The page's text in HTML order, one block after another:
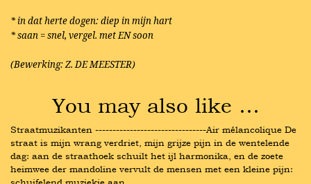
* in dat herte dogen: diep in mijn hart
* saan = snel, vergel. met EN soon
(Bewerking: Z. DE MEESTER)
You may also like …
Straatmuzikanten --------------------------------Air mélancolique De
straat is mijn wrang verdriet, mijn grijze pijn in de wentelende
dag: aan de straathoek schuilt het ijl harmonika, en de zoete
heimwee der mandoline vervult de mensen met een kleine pijn: